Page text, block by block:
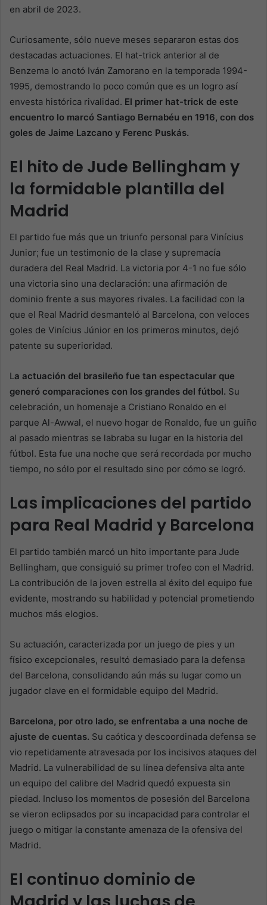
en abril de 2023.
Curiosamente, sólo nueve meses separaron estas dos
destacadas actuaciones. El hat-trick anterior al de
Benzema lo anotó Iván Zamorano en la temporada 1994-
1995, demostrando lo poco común que es un logro así
envesta histórica rivalidad. El primer hat-trick de este
encuentro lo marcó Santiago Bernabéu en 1916, con dos
goles de Jaime Lazcano y Ferenc Puskás.
El hito de Jude Bellingham y
la formidable plantilla del
Madrid
El partido fue más que un triunfo personal para Vinícius
Junior; fue un testimonio de la clase y supremacía
duradera del Real Madrid. La victoria por 4-1 no fue sólo
una victoria sino una declaración: una afirmación de
dominio frente a sus mayores rivales. La facilidad con la
que el Real Madrid desmanteló al Barcelona, con veloces
goles de Vinícius Júnior en los primeros minutos, dejó
patente su superioridad.
La actuación del brasileño fue tan espectacular que
generó comparaciones con los grandes del fútbol. Su
celebración, un homenaje a Cristiano Ronaldo en el
parque Al-Awwal, el nuevo hogar de Ronaldo, fue un guiño
al pasado mientras se labraba su lugar en la historia del
fútbol. Esta fue una noche que será recordada por mucho
tiempo, no sólo por el resultado sino por cómo se logró.
Las implicaciones del partido
para Real Madrid y Barcelona
El partido también marcó un hito importante para Jude
Bellingham, que consiguió su primer trofeo con el Madrid.
La contribución de la joven estrella al éxito del equipo fue
evidente, mostrando su habilidad y potencial prometiendo
muchos más elogios.
Su actuación, caracterizada por un juego de pies y un
físico excepcionales, resultó demasiado para la defensa
del Barcelona, consolidando aún más su lugar como un
jugador clave en el formidable equipo del Madrid.
Barcelona, por otro lado, se enfrentaba a una noche de
ajuste de cuentas. Su caótica y descoordinada defensa se
vio repetidamente atravesada por los incisivos ataques del
Madrid. La vulnerabilidad de su línea defensiva alta ante
un equipo del calibre del Madrid quedó expuesta sin
piedad. Incluso los momentos de posesión del Barcelona
se vieron eclipsados por su incapacidad para controlar el
juego o mitigar la constante amenaza de la ofensiva del
Madrid.
El continuo dominio de